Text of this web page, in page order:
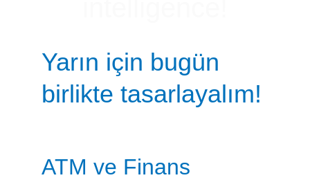
Yarın için bugün
birlikte tasarlayalım!
ATM ve Finans